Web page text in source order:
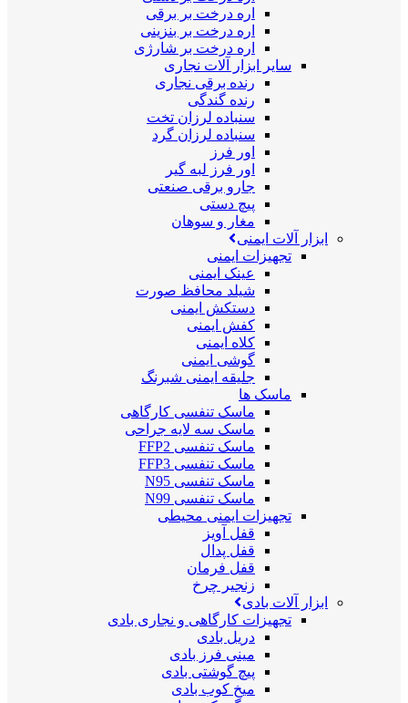
اره درخت بر برقی
اره درخت بر بنزینی
اره درخت بر شارژی
سایر ابزار آلات نجاری
رنده برقی نجاری
رنده گندگی
سنباده لرزان تخت
سنباده لرزان گرد
اور فرز
اور فرز لبه گیر
جارو برقی صنعتی
پیچ دستی
مغار و سوهان
ابزار آلات ایمنی
تجهیزات ایمنی
عینک ایمنی
شیلد محافظ صورت
دستکش ایمنی
کفش ایمنی
کلاه ایمنی
گوشی ایمنی
جلیقه ایمنی شبرنگ
ماسک ها
ماسک تنفسی کارگاهی
ماسک سه لایه جراحی
ماسک تنفسی FFP2
ماسک تنفسی FFP3
ماسک تنفسی N95
ماسک تنفسی N99
تجهیزات ایمنی محیطی
قفل آویز
قفل پدال
قفل فرمان
زنجیر چرخ
ابزار آلات بادی
تجهیزات کارگاهی و نجاری بادی
دریل بادی
مینی فرز بادی
پیچ گوشتی بادی
میخ کوب بادی